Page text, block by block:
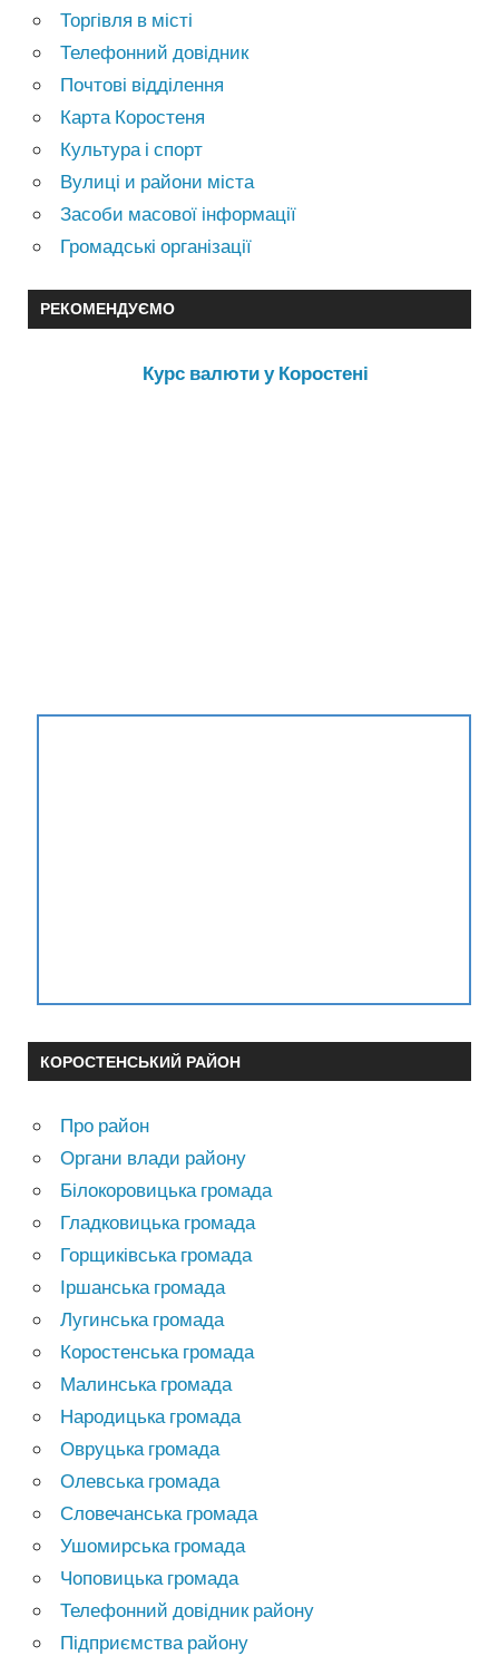
Торгівля в місті
Телефонний довідник
Почтові відділення
Карта Коростеня
Культура і спорт
Вулиці и райони міста
Засоби масової інформації
Громадські організації
РЕКОМЕНДУЄМО
Курс валюти у Коростені
КОРОСТЕНСЬКИЙ РАЙОН
Про район
Органи влади району
Білокоровицька громада
Гладковицька громада
Горщиківська громада
Іршанська громада
Лугинська громада
Коростенська громада
Малинська громада
Народицька громада
Овруцька громада
Олевська громада
Словечанська громада
Ушомирська громада
Чоповицька громада
Телефонний довідник району
Підприємства району